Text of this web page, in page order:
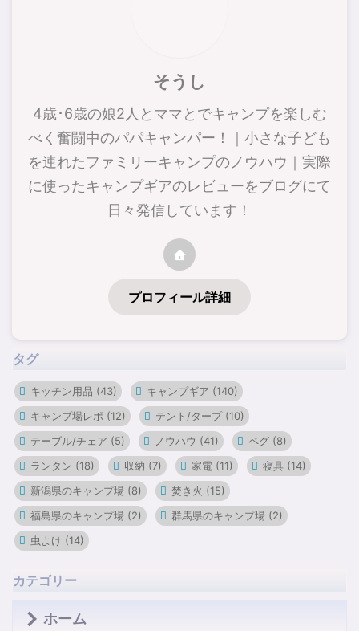
そうし
4歳･6歳の娘2人とママとでキャンプを楽しむ
べく奮闘中のパパキャンパー！｜小さな子ども
を連れたファミリーキャンプのノウハウ｜実際
に使ったキャンプギアのレビューをブログにて
日々発信しています！
プロフィール詳細
タグ
キッチン用品 (43) キャンプギア (140)
キャンプ場レポ (12) テント/タープ(10)
テーブル/チェア (5) ノウハウ (41) ペグ (8)
ランタン (18) 収納 (7) 家電 (11) 寝具 (14)
新潟県のキャンプ場 (8) 焚き火 (15)
福島県のキャンプ場 (2) 群馬県のキャンプ場 (2)
虫よけ (14)
カテゴリー
ホーム